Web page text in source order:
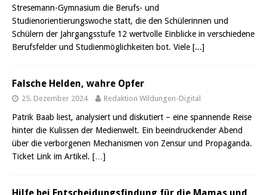
Stresemann-Gymnasium die Berufs- und
Studienorientierungswoche statt, die den Schülerinnen und
Schülern der Jahrgangsstufe 12 wertvolle Einblicke in verschiedene
Berufsfelder und Studienmöglichkeiten bot. Viele [...]
Falsche Helden, wahre Opfer
25. Dezember 2024 Redaktion Wildungen-Digital
Patrik Baab liest, analysiert und diskutiert – eine spannende Reise
hinter die Kulissen der Medienwelt. Ein beeindruckender Abend
über die verborgenen Mechanismen von Zensur und Propaganda.
Ticket Link im Artikel. […]
Hilfe bei Entscheidungsfindung für die Mamas und